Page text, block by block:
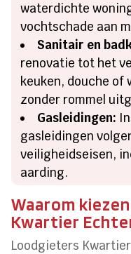
waterdichte
vochtschade aan
Sanitair en
renovatie tot het
keuken, douche of
zonder rommel
Gasleidingen:
gasleidingen
veiligheidseisen,
aarding.
Waarom
Kwartier
Loodgieters